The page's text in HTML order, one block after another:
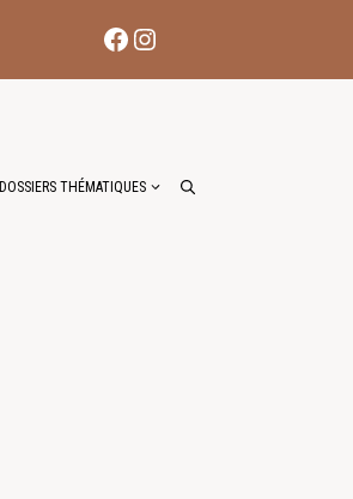
Facebook
Instagram
DOSSIERS THÉMATIQUES